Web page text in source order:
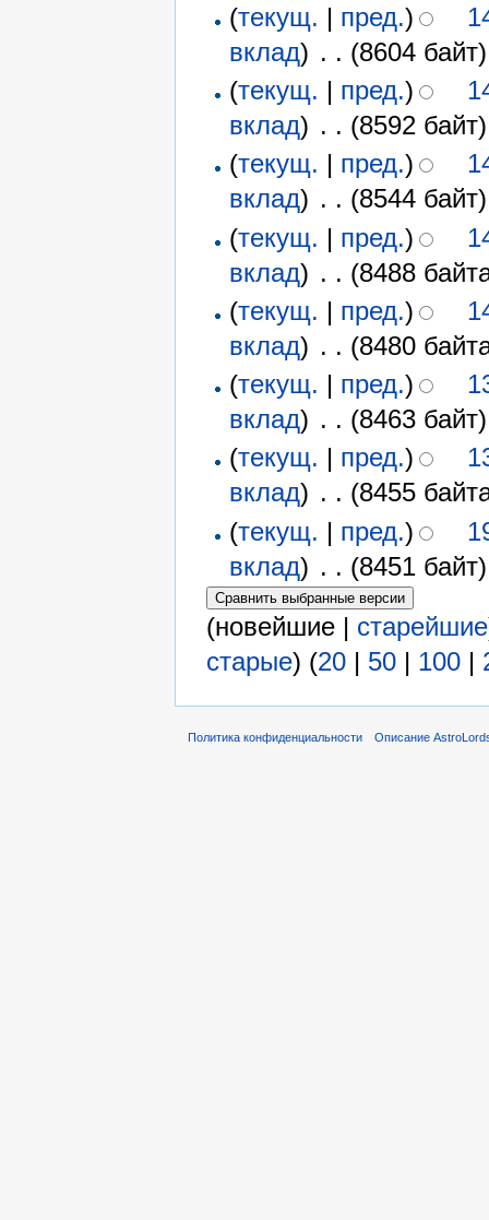
(текущ. | пред.)
вклад) . . (8604 байт)
(текущ. | пред.)
вклад) . . (8592 байт)
(текущ. | пред.)
вклад) . . (8544 байт)
(текущ. | пред.)
вклад) . . (8488
(текущ. | пред.)
вклад) . . (8480
(текущ. | пред.)
вклад) . . (8463 байт)
(текущ. | пред.)
вклад) . . (8455
(текущ. | пред.)
вклад) . . (8451 байт)
(новейшие | старейшие
старые) (20 | 50 | 100 |
Политика конфиденциальности Описание